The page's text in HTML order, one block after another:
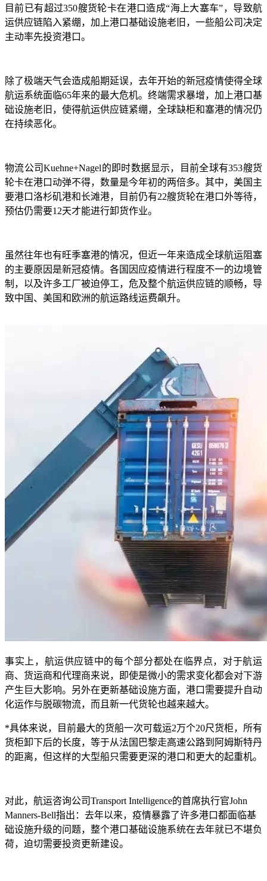
目前已有超过350艘货轮卡在港口造成“海上大塞车”，导致航
运供应链陷入紧绷，加上港口基础设施老旧，一些船公司决定
主动率先投资港口。
除了极端天气会造成船期延误，去年开始的新冠疫情使得全球
航运系统面临65年来的最大危机。终端需求暴增，加上港口基
础设施老旧，使得航运供应链紧绷，全球缺柜和塞港的情况仍
在持续恶化。
物流公司Kuehne+Nagel的即时数据显示，目前全球有353艘货
轮卡在港口动弹不得，数量是今年初的两倍多。其中，美国主
要港口洛杉矶港和长滩港，目前仍有22艘货轮在港口外等待，
预估仍需要12天才能进行卸货作业。
虽然往年也有旺季塞港的情况，但近一年来造成全球航运阻塞
的主要原因是新冠疫情。各国因应疫情进行程度不一的边境管
制，以及许多工厂被迫停工，危及整个航运供应链的顺畅，导
致中国、美国和欧洲的航运路线运费飙升。
事实上，航运供应链中的每个部分都处在临界点，对于航运
商、货运商和代理商来说，即使是微小的需求变化都会对下游
产生巨大影响。另外在更新基础设施方面，港口需要提升自动
化运作与脱碳物流，而且新一代货轮也越来越大。
*具体来说，目前最大的货船一次可载运2万个20尺货柜，所有
货柜卸下后的长度，等于从法国巴黎走高速公路到阿姆斯特丹
的距离，但这样的大型船只需要更深的港口和更大的起重机。
对此，航运咨询公司Transport Intelligence的首席执行官John
Manners-Bell指出：去年以来，疫情暴露了许多港口都面临基
础设施升级的问题，整个港口基础设施系统在去年就已不堪负
荷，迫切需要投资更新建设。